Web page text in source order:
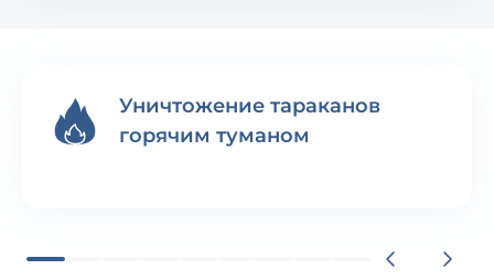
Уничтожение тараканов
горячим туманом